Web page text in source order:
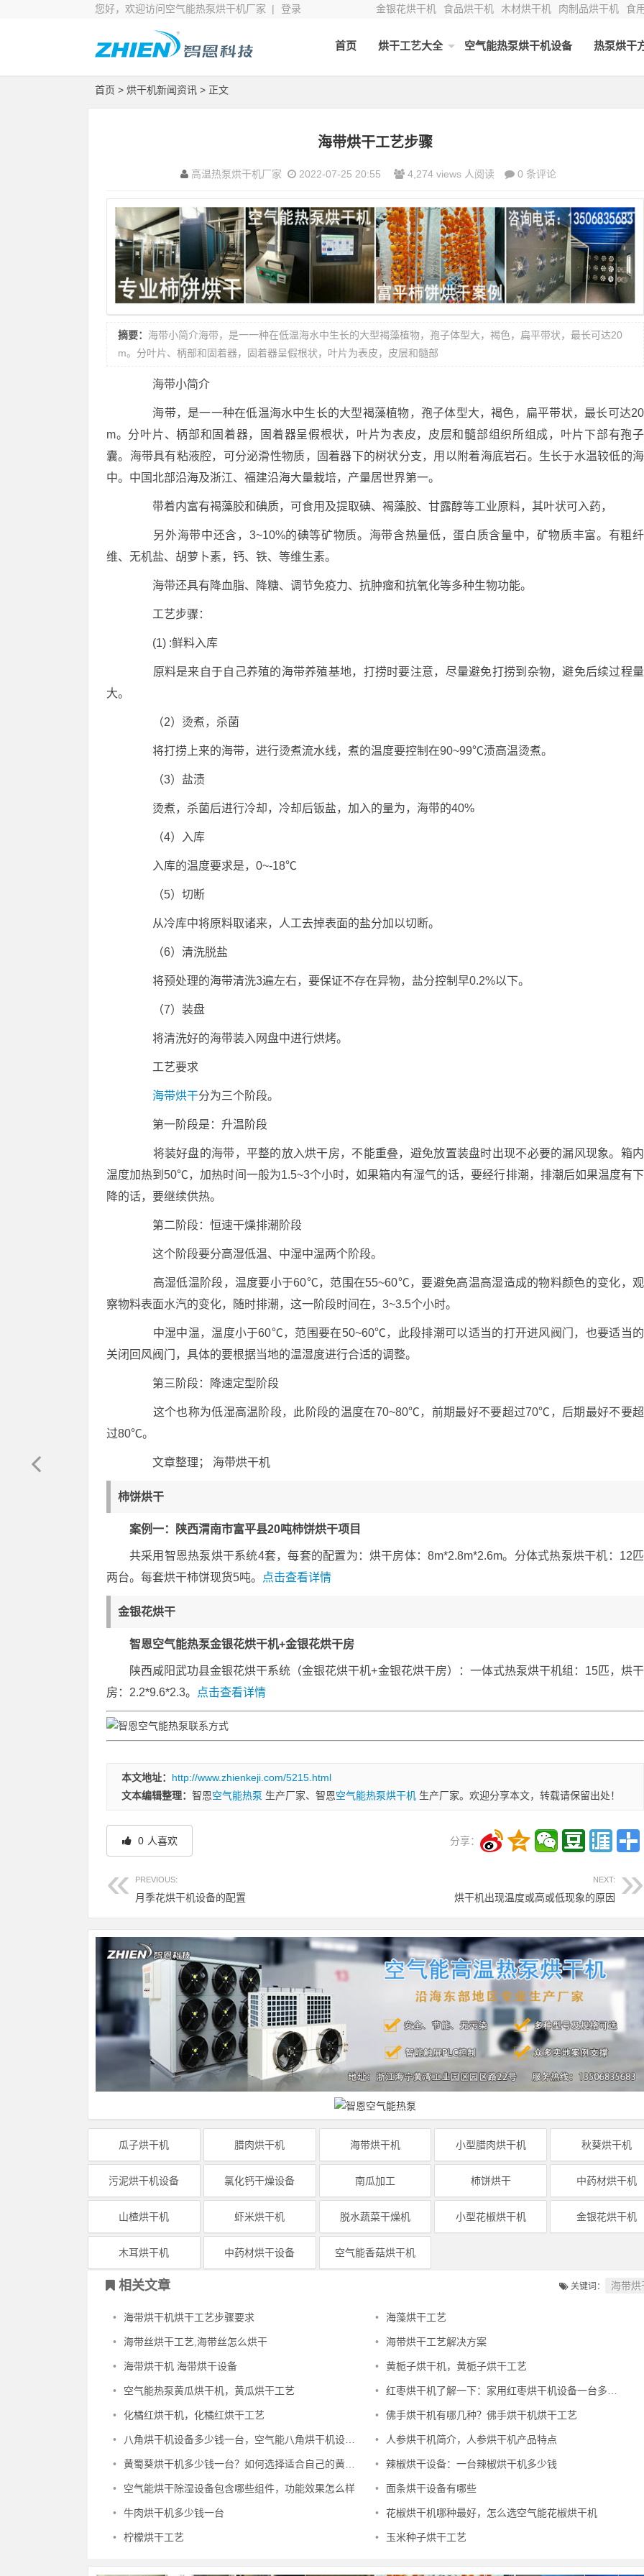
您好，欢迎访问空气能热泵烘干机厂家 | 登录 金银花烘干机 食品烘干机 木材烘干机 肉制品烘干机 食
首页 烘干工艺大全 空气能热泵烘干机设备 热泵烘干
首页 > 烘干机新闻资讯 > 正文
海带烘干工艺步骤
高温热泵烘干机厂家 2022-07-25 20:55 4,274 views 人阅读 0 条评论
摘要： 海带小简介海带，是一一种在低温海水中生长的大型褐藻植物，孢子体型大，褐色，扁平带状，最长可达20
m。分叶片、柄部和固着器，固着器呈假根状，叶片为表皮，皮层和髓部
海带小简介
海带，是一一种在低温海水中生长的大型褐藻植物，孢子体型大，褐色，扁平带状，最长可达20
m。分叶片、柄部和固着器，固着器呈假根状，叶片为表皮，皮层和髓部组织所组成，叶片下部有孢子
囊。海带具有粘液腔，可分泌滑性物质，固着器下的树状分支，用以附着海底岩石。生长于水温较低的海
中。中国北部沿海及浙江、福建沿海大量栽培，产量居世界第一。
带着内富有褐藻胶和碘质，可食用及提取碘、褐藻胶、甘露醇等工业原料，其叶状可入药，
另外海带中还含，3~10%的碘等矿物质。海带含热量低，蛋白质含量中，矿物质丰富。有粗纤
维、无机盐、胡萝卜素，钙、铁、等维生素。
海带还具有降血脂、降糖、调节免疫力、抗肿瘤和抗氧化等多种生物功能。
工艺步骤：
(1) :鲜料入库
原料是来自于自己养殖的海带养殖基地，打捞时要注意，尽量避免打捞到杂物，避免后续过程量
大。
（2）烫煮，杀菌
将打捞上来的海带，进行烫煮流水线，煮的温度要控制在90~99℃渍高温烫煮。
（3）盐渍
烫煮，杀菌后进行冷却，冷却后钣盐，加入的量为，海带的40%
（4）入库
入库的温度要求是，0~-18℃
（5）切断
从冷库中将原料取诸来，人工去掉表面的盐分加以切断。
（6）清洗脱盐
将预处理的海带清洗3遍左右，要保证不存在异物，盐分控制早0.2%以下。
（7）装盘
将清洗好的海带装入网盘中进行烘烤。
工艺要求
海带烘干分为三个阶段。
第一阶段是：升温阶段
将装好盘的海带，平整的放入烘干房，不能重叠，避免放置装盘时出现不必要的漏风现象。箱内
温度加热到50℃，加热时间一般为1.5~3个小时，如果箱内有湿气的话，要经行排潮，排潮后如果温度有下
降的话，要继续供热。
第二阶段：恒速干燥排潮阶段
这个阶段要分高湿低温、中湿中温两个阶段。
高湿低温阶段，温度要小于60℃，范围在55~60℃，要避免高温高湿造成的物料颜色的变化，观
察物料表面水汽的变化，随时排潮，这一阶段时间在，3~3.5个小时。
中湿中温，温度小于60℃，范围要在50~60℃，此段排潮可以适当的打开进风阀门，也要适当的
关闭回风阀门，具体的要根据当地的温湿度进行合适的调整。
第三阶段：降速定型阶段
这个也称为低湿高温阶段，此阶段的温度在70~80℃，前期最好不要超过70℃，后期最好不要超
过80℃。
文章整理； 海带烘干机
柿饼烘干
案例一：陕西渭南市富平县20吨柿饼烘干项目
共采用智恩热泵烘干系统4套，每套的配置为：烘干房体：8m*2.8m*2.6m。分体式热泵烘干机：12匹
两台。每套烘干柿饼现货5吨。
点击查看详情
金银花烘干
智恩空气能热泵金银花烘干机+金银花烘干房
陕西咸阳武功县金银花烘干系统（金银花烘干机+金银花烘干房）：一体式热泵烘干机组：15匹，烘干
房：2.2*9.6*2.3。
点击查看详情
本文地址： http://www.zhienkeji.com/5215.html
文本编辑整理： 智恩空气能热泵 生产厂家、智恩空气能热泵烘干机 生产厂家。欢迎分享本文，转载请保留出处！
0 人喜欢 分享：
PREVIOUS:
月季花烘干机设备的配置
NEXT:
烘干机出现温度或高或低现象的原因
瓜子烘干机 腊肉烘干机 海带烘干机 小型腊肉烘干机 秋葵烘干机
污泥烘干机设备 氯化钙干燥设备 南瓜加工 柿饼烘干 中药材烘干机
山楂烘干机 虾米烘干机 脱水蔬菜干燥机 小型花椒烘干机 金银花烘干机
木耳烘干机 中药材烘干设备 空气能香菇烘干机
相关文章 关键词： 海带烘
• 海带烘干机烘干工艺步骤要求 • 海藻烘干工艺
• 海带丝烘干工艺,海带丝怎么烘干 • 海带烘干工艺解决方案
• 海带烘干机 海带烘干设备 • 黄栀子烘干机，黄栀子烘干工艺
• 空气能热泵黄瓜烘干机，黄瓜烘干工艺 • 红枣烘干机了解一下：家用红枣烘干机设备一台多少钱
• 化橘红烘干机，化橘红烘干工艺 • 佛手烘干机有哪几种？佛手烘干机烘干工艺
• 八角烘干机设备多少钱一台，空气能八角烘干机设备烘干的原理 • 人参烘干机简介，人参烘干机产品特点
• 黄蜀葵烘干机多少钱一台？如何选择适合自己的黄蜀葵烘干机？ • 辣椒烘干设备：一台辣椒烘干机多少钱
• 空气能烘干除湿设备包含哪些组件，功能效果怎么样 • 面条烘干设备有哪些
• 牛肉烘干机多少钱一台 • 花椒烘干机哪种最好，怎么选空气能花椒烘干机
• 柠檬烘干工艺 • 玉米种子烘干工艺